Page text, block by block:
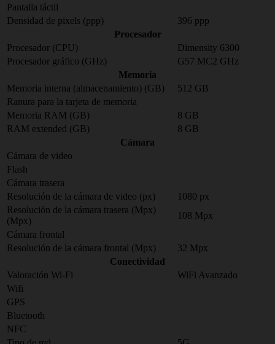
Pantalla táctil
Densidad de pixels (ppp)
396 ppp
Procesador
Procesador (CPU)
Dimensity 6300
Procesador gráfico (GHz)
G57 MC2 GHz
Memoria
Memoria interna (almacenamiento) (GB)
512 GB
Ranura para la tarjeta de memoria
Memoria RAM (GB)
8 GB
RAM extended (GB)
8 GB
Cámara
Cámara de video
Flash
Cámara trasera
Resolución de la cámara de video (px)
1080 px
Resolución de la cámara trasera (Mpx)
(Mpx)
108 Mpx
Cámara frontal
Resolución de la cámara frontal (Mpx)
32 Mpx
Conectividad
Valoración Wi-Fi
WiFi Avanzado
Wifi
GPS
Bluetooth
NFC